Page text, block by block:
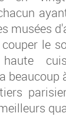
musées
le
beaucoup